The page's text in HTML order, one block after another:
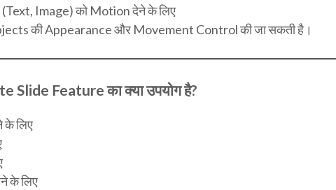
Image) को Motion देने के लिए
की Appearance और Movement Control की जा सकती है।
Slide Feature का क्या उपयोग है?
के लिए
के लिए